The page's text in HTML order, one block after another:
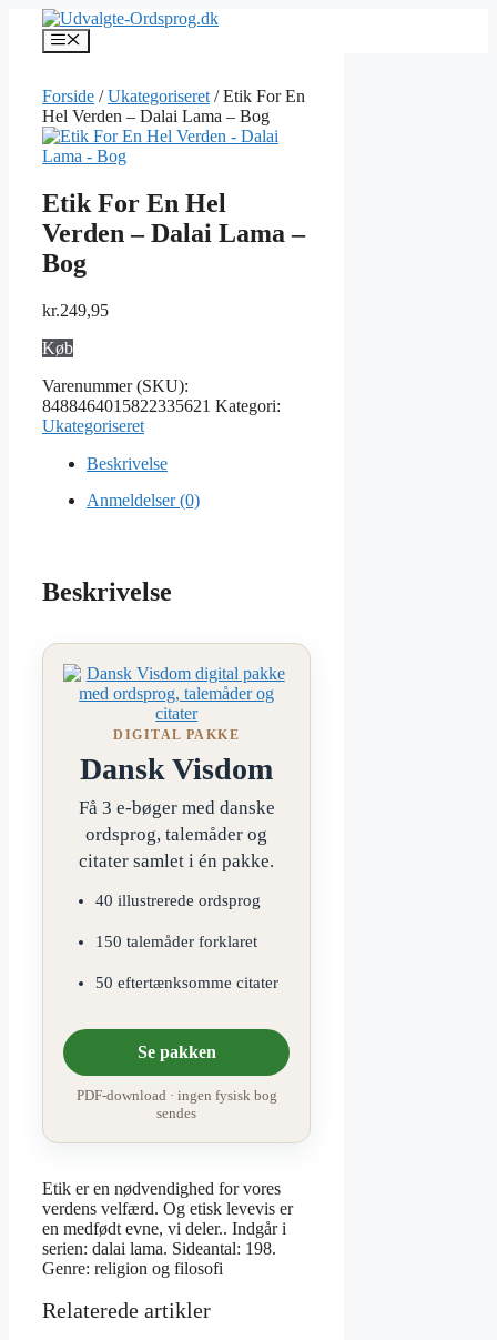
indhold
Menu
Forside /Ukategoriseret / Etik For En
Hel Verden – Dalai Lama – Bog
Etik For En Hel
Verden – Dalai Lama –
Bog
kr.249,95
Køb
Varenummer (SKU):
8488464015822335621 Kategori:
Ukategoriseret
Beskrivelse
Anmeldelser (0)
Beskrivelse
DIGITAL PAKKE
Dansk Visdom
Få 3 e-bøger med danske
ordsprog, talemåder og
citater samlet i én pakke.
40 illustrerede ordsprog
150 talemåder forklaret
50 eftertænksomme citater
Se pakken
PDF-download · ingen fysisk bog
sendes
Etik er en nødvendighed for vores
verdens velfærd. Og etisk levevis er
en medfødt evne, vi deler.. Indgår i
serien: dalai lama. Sideantal: 198.
Genre: religion og filosofi